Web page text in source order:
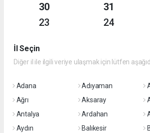
30
23
31
24
İl Seçin
Diğer il ile ilgili veriye ulaşmak için lütfen
Adana Adıyaman
Ağrı
Aksaray
Antalya
Ardahan
Aydın
Balıkesir